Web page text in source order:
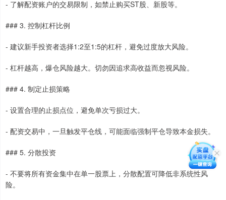
- 了解配资账户的交易限制，如禁止购买ST股、新股等。
### 3. 控制杠杆比例
- 建议新手投资者选择1:2至1:5的杠杆，避免过度放大风险。
- 杠杆越高，爆仓风险越大。切勿因追求高收益而忽视风险。
### 4. 制定止损策略
- 设置合理的止损点位，避免单次亏损过大。
- 配资交易中，一旦触发平仓线，可能面临强制平仓导致本金损失。
### 5. 分散投资
- 不要将所有资金集中在单一股票上，分散配置可降低非系统性风
险。